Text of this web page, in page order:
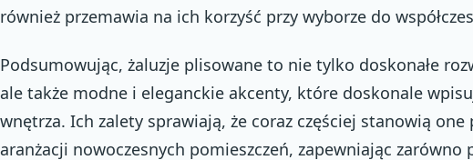
również przemawia na ich korzyść przy wyborze do
Podsumowując, żaluzje plisowane to nie tylko doskonałe
ale także modne i eleganckie akcenty, które doskonale
wnętrza. Ich zalety sprawiają, że coraz częściej stanowią one
aranżacji nowoczesnych pomieszczeń, zapewniając zarówno